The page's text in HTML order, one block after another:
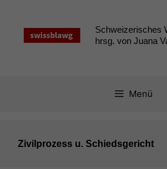
springen
Schweizerisches
hrsg. von Juana
Menü
Zivilprozess u. Schiedsgericht